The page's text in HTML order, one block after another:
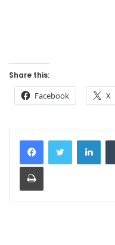
Share this:
Facebook X
Print